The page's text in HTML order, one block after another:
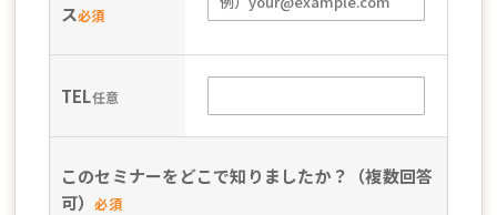
ス必須
TEL任意
このセミナーをどこで知りましたか？（複数回答
可）必須